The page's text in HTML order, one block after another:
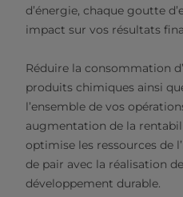
d’énergie, chaque goutte
impact sur vos résultats
Réduire la consommation
produits chimiques ainsi
l’ensemble de vos
augmentation de la
optimise les ressources de
de pair avec la réalisation
développement durable.